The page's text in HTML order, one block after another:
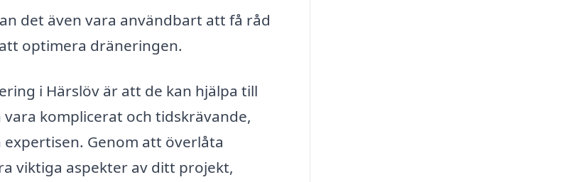
det även vara användbart att få råd
optimera dräneringen.
i Härslöv är att de kan hjälpa till
komplicerat och tidskrävande,
Genom att överlåta
viktiga aspekter av ditt projekt,